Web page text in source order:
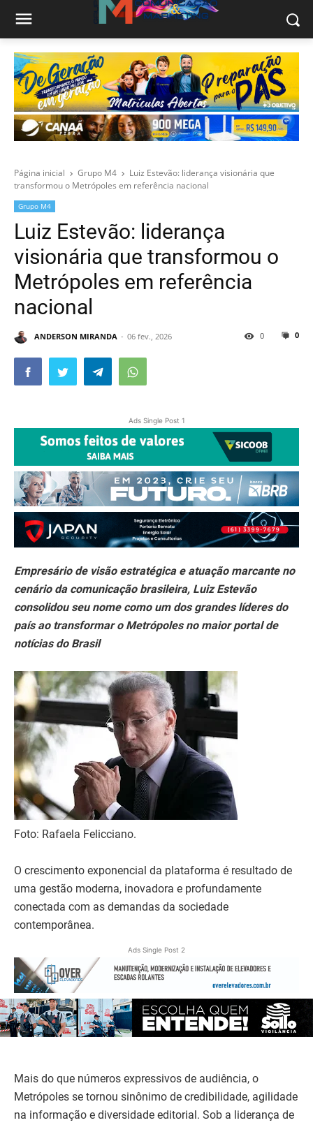
Página inicial Grupo M4
Luiz Estevão: liderança visionária que
transformou o Metrópoles em referência nacional
Grupo M4
Luiz Estevão: liderança
visionária que transformou o
Metrópoles em referência
nacional
ANDERSON MIRANDA 06 fev., 2026 0
0
Ads Single Post 1
Empresário de visão estratégica e atuação marcante no
cenário da comunicação brasileira, Luiz Estevão
consolidou seu nome como um dos grandes líderes do
país ao transformar o Metrópoles no maior portal de
notícias do Brasil
Foto: Rafaela Felicciano.
O crescimento exponencial da plataforma é resultado de
uma gestão moderna, inovadora e profundamente
conectada com as demandas da sociedade
contemporânea.
Ads Single Post 2
Mais do que números expressivos de audiência, o
Metrópoles se tornou sinônimo de credibilidade, agilidade
na informação e diversidade editorial. Sob a liderança de